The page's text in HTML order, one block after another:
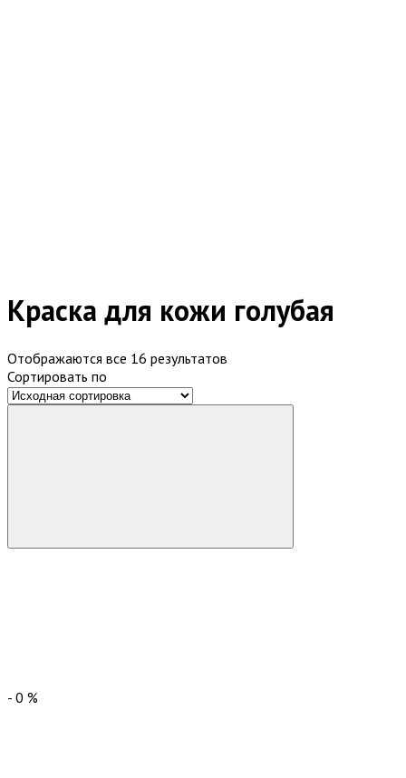
Краска для кожи голубая
Отображаются все 16 результатов
Сортировать по
- 0 %